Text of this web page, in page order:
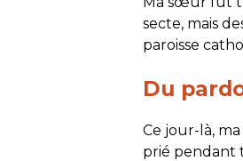
secte, mais
paroisse
Du
Ce jour-là,
prié pendant